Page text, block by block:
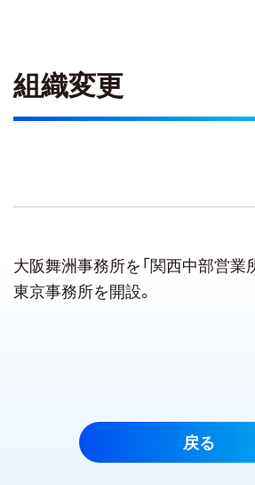
組織変更
大阪舞洲事務所を「関西中部営業
東京事務所を開設。
戻る